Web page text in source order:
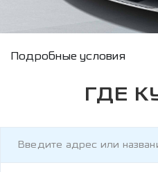
Условия
Подробные условия
ГДЕ